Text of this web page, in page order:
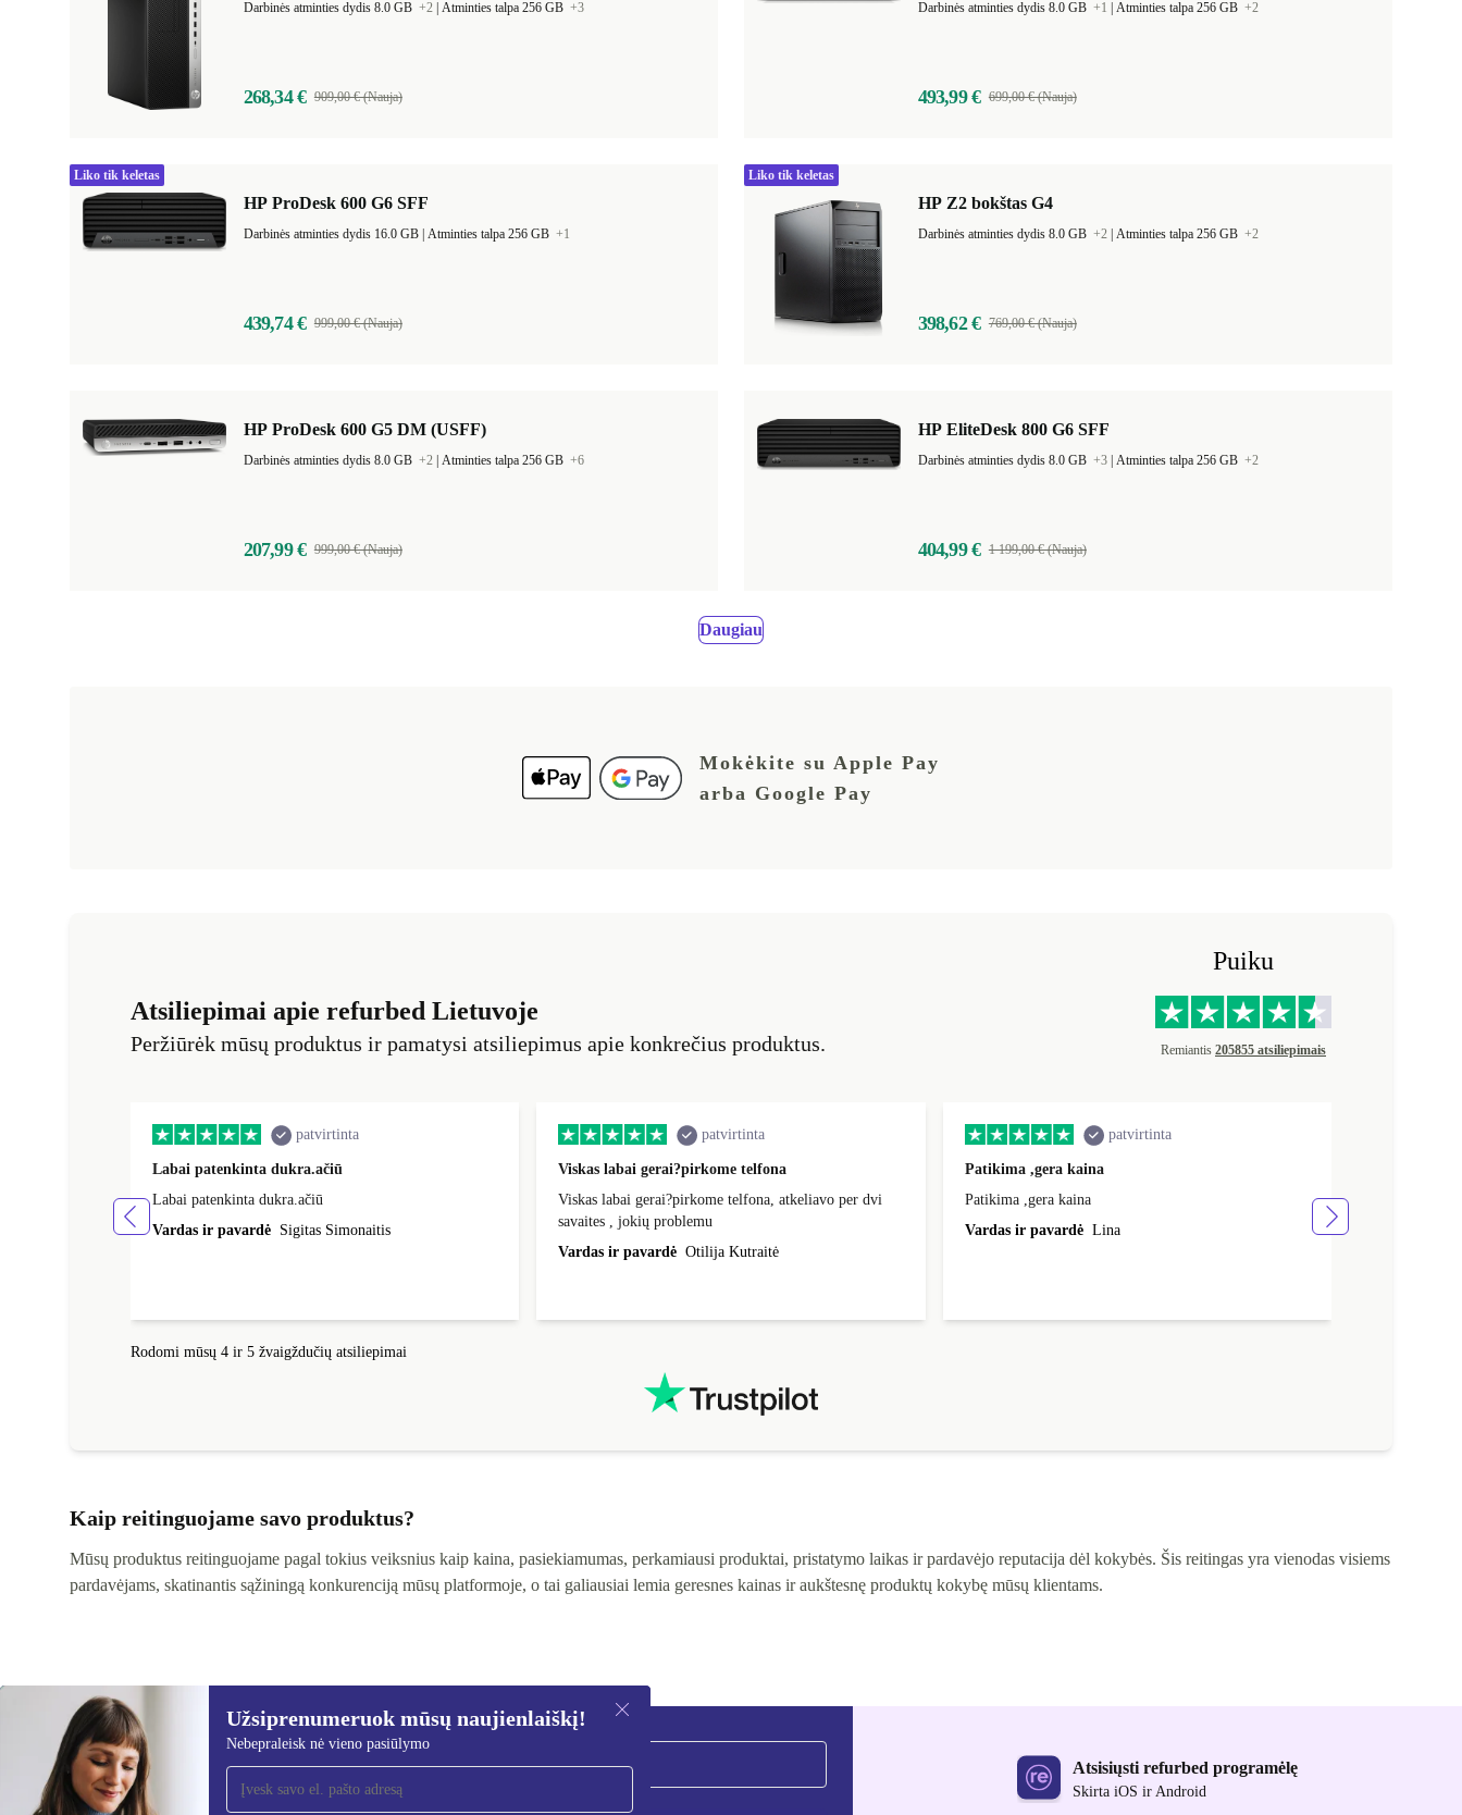
Darbinės atminties dydis 8.0 GB +2 Atminties talpa 256 GB +3
268,34 € 909,00 € (Nauja)
Darbinės atminties dydis 8.0 GB +1 Atminties talpa 256 GB +2
493,99 € 699,00 € (Nauja)
HP ProDesk 600 G6 SFF
Atminties talpa 256 GB +1
439,74 € 999,00 € (Nauja)
Liko tik keletas
HP Z2 bokštas G4
Darbinės atminties dydis 8.0 GB +2 Atminties talpa 256 GB +2
398,62 € 769,00 € (Nauja)
Liko tik keletas
HP ProDesk 600 G5 DM (USFF)
Darbinės atminties dydis 8.0 GB +2 Atminties talpa 256 GB +6
207,99 € 999,00 € (Nauja)
HP EliteDesk 800 G6 SFF
Darbinės atminties dydis 8.0 GB +3 Atminties talpa 256 GB +2
404,99 € 1 199,00 € (Nauja)
Daugiau
Mokėkite su Apple Pay
arba Google Pay
Atsiliepimai apie refurbed Lietuvoje
Peržiūrėk mūsų produktus ir pamatysi atsiliepimus apie konkrečius produktus.
Puiku
Remiantis 205855 atsiliepimais
patvirtinta
Labai patenkinta dukra.ačiū
Labai patenkinta dukra.ačiū
Vardas ir pavardė Sigitas Simonaitis
patvirtinta
Viskas labai gerai?pirkome telfona
Viskas labai gerai?pirkome telfona, atkeliavo per dvi
savaites , jokių problemu
Vardas ir pavardė Otilija Kutraitė
patvirtinta
Patikima ,gera kaina
Patikima ,gera kaina
Vardas ir pavardė Lina
Rodomi mūsų 4 ir 5 žvaigždučių atsiliepimai
Kaip reitinguojame savo produktus?
Mūsų produktus reitinguojame pagal tokius veiksnius kaip kaina, pasiekiamumas, perkamiausi produktai, pristatymo laikas ir pardavėjo reputacija dėl kokybės. Šis reitingas yra vienodas visiems
pardavėjams, skatinantis sąžiningą konkurenciją mūsų platformoje, o tai galiausiai lemia geresnes kainas ir aukštesnę produktų kokybę mūsų klientams.
Užsiprenumeruok mūsų naujienlaiškį!
Nebepraleisk nė vieno pasiūlymo
Užsiprenumeruok mūsų
naujienlaiškį!
Atsisiųsti refurbed programėlę
Skirta iOS ir Android